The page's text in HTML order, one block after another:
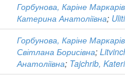
Горбунова, Каріне
Катерина Анатоліївна;
Горбунова, Каріне
Світлана Борисівна;
Анатоліївна; Tajchrib,